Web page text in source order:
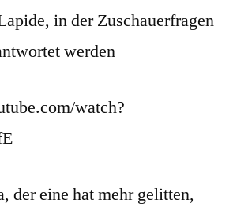
in der Zuschauerfragen
werden
watch?
der eine hat mehr gelitten,